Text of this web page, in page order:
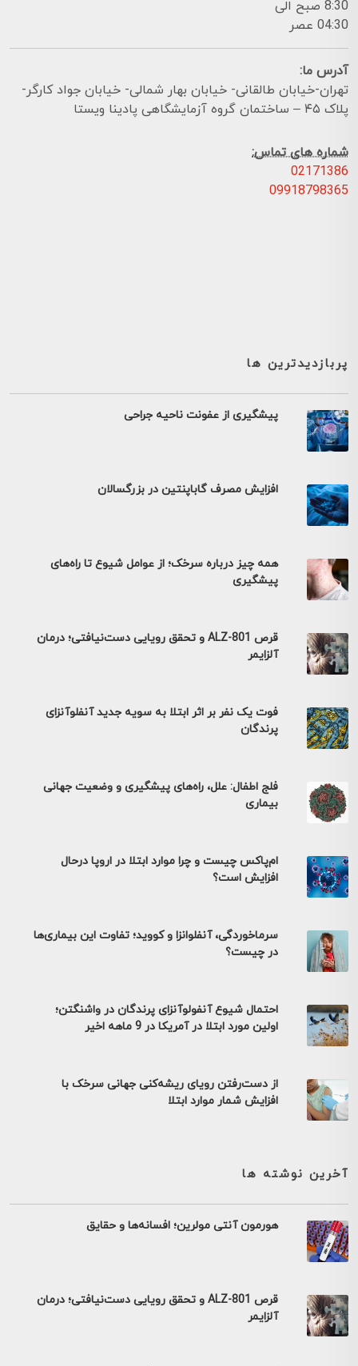
8:30 صبح الی
04:30 عصر
آدرس ما:
تهران-خیابان طالقانی- خیابان بهار شمالی- خیابان جواد کارگر-
پلاک ۴۵ – ساختمان گروه آزمایشگاهی پادینا ویستا
شماره های تماس:
02171386
09918798365
پربازدیدترین ها
پیشگیری از عفونت ناحیه جراحی
افزایش مصرف گاباپنتین در بزرگسالان
همه چیز درباره سرخک؛ از عوامل شیوع تا راه‌های
پیشگیری
قرص ALZ-801 و تحقق رویایی دست‌نیافتی؛ درمان
آلزایمر
فوت یک نفر بر اثر ابتلا به سویه جدید آنفلوآنزای
پرندگان
فلج اطفال: علل، راه‌های پیشگیری و وضعیت جهانی
بیماری
ام‌پاکس چیست و چرا موارد ابتلا در اروپا درحال
افزایش است؟
سرماخوردگی، آنفلوانزا و کووید؛ تفاوت این بیماری‌ها
در چیست؟
احتمال شیوع آنفولوآنزای پرندگان در واشنگتن؛
اولین مورد ابتلا در آمریکا در 9 ماهه اخیر
از دست‌رفتن رویای ریشه‌کنی جهانی سرخک با
افزایش شمار موارد ابتلا
آخرین نوشته ها
هورمون آنتی مولرین؛ افسانه‌ها و حقایق
قرص ALZ-801 و تحقق رویایی دست‌نیافتی؛ درمان
آلزایمر